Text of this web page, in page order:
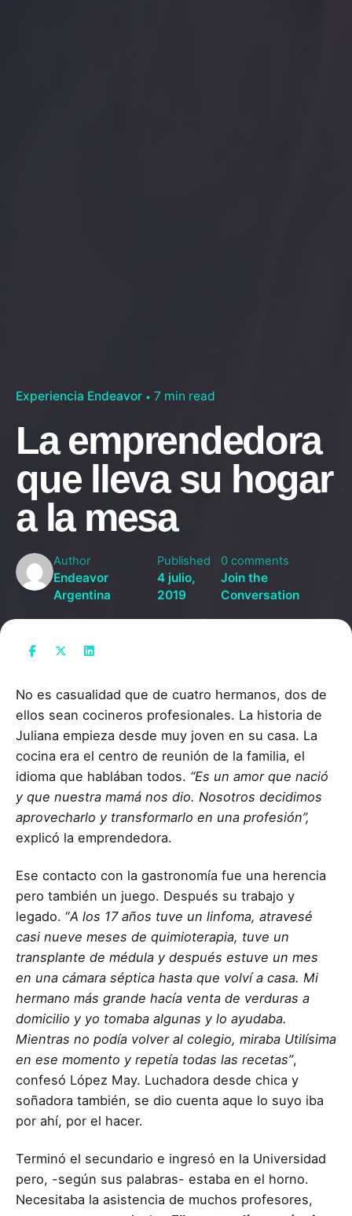
Experiencia Endeavor 7 min read
La emprendedora
que lleva su hogar
a la mesa
Author
Endeavor
Argentina
Published
4 julio,
2019
0 comments
Join the
Conversation
No es casualidad que de cuatro hermanos, dos de
ellos sean cocineros profesionales. La historia de
Juliana empieza desde muy joven en su casa. La
cocina era el centro de reunión de la familia, el
idioma que hablában todos. “Es un amor que nació
y que nuestra mamá nos dio. Nosotros decidimos
aprovecharlo y transformarlo en una profesión”,
explicó la emprendedora.
Ese contacto con la gastronomía fue una herencia
pero también un juego. Después su trabajo y
legado. “A los 17 años tuve un linfoma, atravesé
casi nueve meses de quimioterapia, tuve un
transplante de médula y después estuve un mes
en una cámara séptica hasta que volví a casa. Mi
hermano más grande hacía venta de verduras a
domicilio y yo tomaba algunas y lo ayudaba.
Mientras no podía volver al colegio, miraba Utilísima
en ese momento y repetía todas las recetas”,
confesó López May. Luchadora desde chica y
soñadora también, se dio cuenta aque lo suyo iba
por ahí, por el hacer.
Terminó el secundario e ingresó en la Universidad
pero, -según sus palabras- estaba en el horno.
Necesitaba la asistencia de muchos profesores,